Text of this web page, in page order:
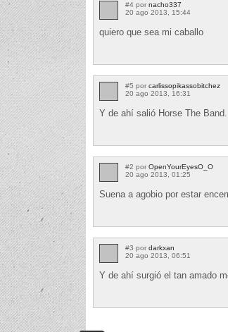
#4 por nacho337
20 ago 2013, 15:44
quiero que sea mi caballo
#5 por carlissopikassobitchez
20 ago 2013, 16:31
Y de ahí salió Horse The Band.
#2 por OpenYourEyesO_O
20 ago 2013, 01:25
Suena a agobio por estar
#3 por darkxan
20 ago 2013, 06:51
Y de ahí surgió el tan amado